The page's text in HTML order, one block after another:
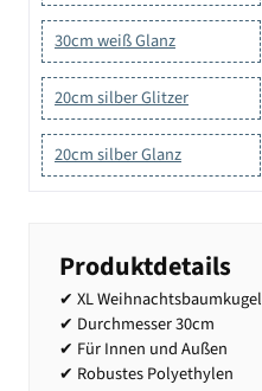
30cm weiß Glanz
20cm silber Glitzer
20cm silber Glanz
Produktdetails
✔ XL Weihnachtsbaumkugel
✔ Durchmesser 30cm
✔ Für Innen und Außen
✔ Robustes Polyethylen